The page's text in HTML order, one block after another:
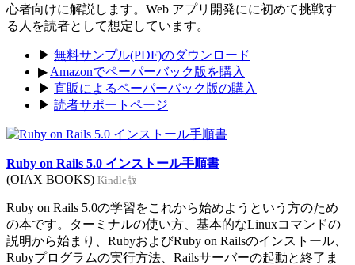
心者向けに解説します。Web アプリ開発にに初めて挑戦す
る人を読者として想定しています。
▶ 無料サンプル(PDF)のダウンロード
▶ Amazonでペーパーバック版を購入
▶ 直販によるペーパーバック版の購入
▶ 読者サポートページ
Ruby on Rails 5.0 インストール手順書
(OIAX BOOKS) Kindle版
Ruby on Rails 5.0の学習をこれから始めようという方のため
の本です。ターミナルの使い方、基本的なLinuxコマンドの
説明から始まり、RubyおよびRuby on Railsのインストール、
Rubyプログラムの実行方法、Railsサーバーの起動と終了ま